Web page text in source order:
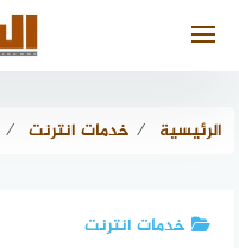
الرئيسية ⁄ خدمات انترنت ⁄
خدمات انترنت